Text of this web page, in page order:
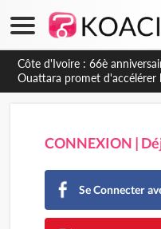
Côte d'Ivoire : 66è
Ouattara promet d'accélérer
investissements pour une
CONNEXION |
Se Connecter